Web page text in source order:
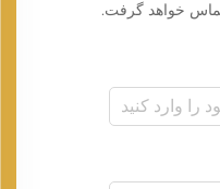
تماس خواهد گرفت.